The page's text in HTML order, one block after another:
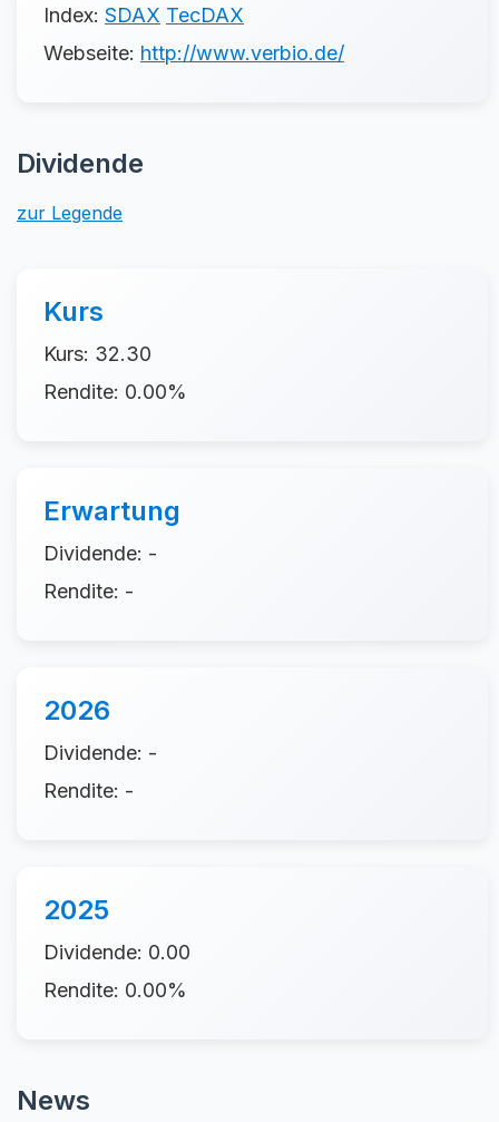
Index: SDAX TecDAX
Webseite: http://www.verbio.de/
Dividende
zur Legende
Kurs
Kurs: 32.30
Rendite: 0.00%
Erwartung
Dividende: -
Rendite: -
2026
Dividende: -
Rendite: -
2025
Dividende: 0.00
Rendite: 0.00%
News